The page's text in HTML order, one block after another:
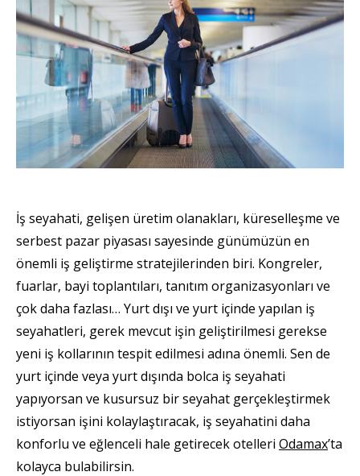
İş seyahati, gelişen üretim olanakları, küreselleşme ve
serbest pazar piyasası sayesinde günümüzün en
önemli iş geliştirme stratejilerinden biri. Kongreler,
fuarlar, bayi toplantıları, tanıtım organizasyonları ve
çok daha fazlası… Yurt dışı ve yurt içinde yapılan iş
seyahatleri, gerek mevcut işin geliştirilmesi gerekse
yeni iş kollarının tespit edilmesi adına önemli. Sen de
yurt içinde veya yurt dışında bolca iş seyahati
yapıyorsan ve kusursuz bir seyahat gerçekleştirmek
istiyorsan işini kolaylaştıracak, iş seyahatini daha
konforlu ve eğlenceli hale getirecek otelleri Odamax’ta
kolayca bulabilirsin.